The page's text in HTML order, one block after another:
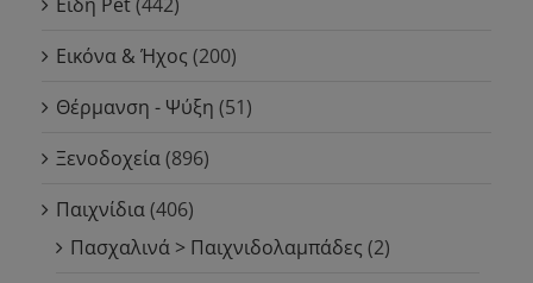
Εικόνα & Ήχος (200)
Θέρμανση - Ψύξη (51)
Ξενοδοχεία(896)
Παιχνίδια(406)
Πασχαλινά > Παιχνιδολαμπάδες (2)